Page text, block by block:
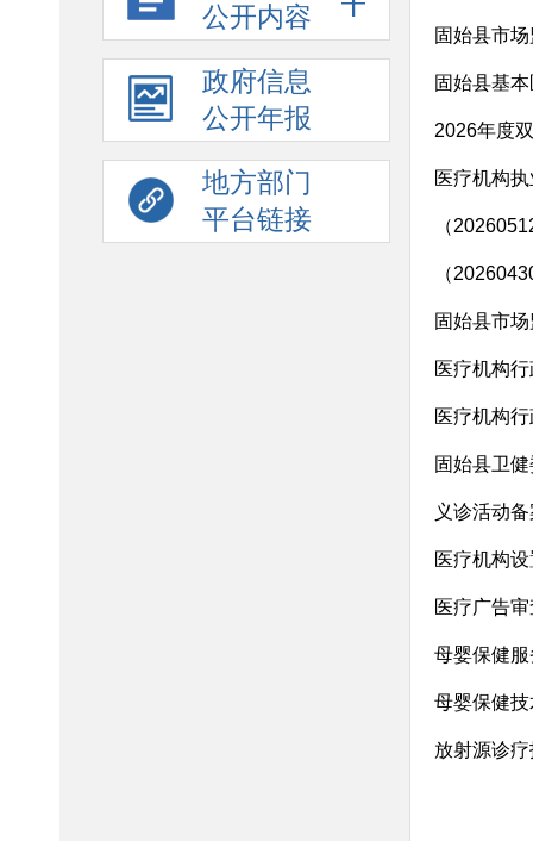
公开内容
政府信息
公开年报
地方部门
平台链接
固始县市
固始县基
2026年度
医疗机构
（
（
固始县市
医疗机构
医疗机构
固始县卫
义诊活动
医疗机构
医疗广告
母婴保健
母婴保健
放射源诊